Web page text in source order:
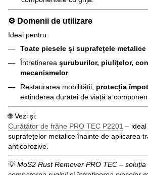
⚙️ Domenii de utilizare
Ideal pentru:
Toate piesele și suprafețele metalice
Întreținerea șuruburilor, piulițelor,
mecanismelor
Restaurarea mobilității, protecția
extinderea duratei de viață a
🌐 Vezi și:
Curățător de frâne PRO TEC P2201 –
suprafețelor metalice înainte de aplicarea
anticorozive.
💡 MoS2 Rust Remover PRO TEC –